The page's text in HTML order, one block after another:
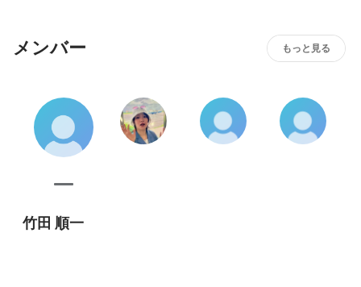
メンバー もっと見る
竹田 順一